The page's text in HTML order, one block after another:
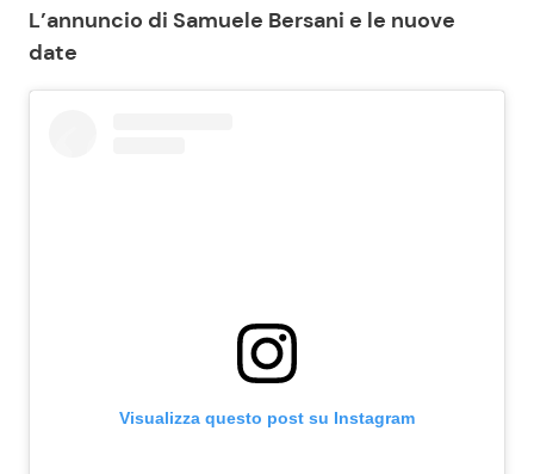
L’annuncio di Samuele Bersani e le nuove
date
Visualizza questo post su Instagram